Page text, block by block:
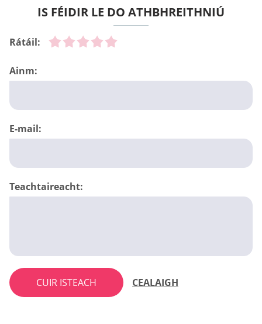
IS FÉIDIR LE DO ATHBHREITHNIÚ
Rátáil:
Ainm:
E-mail:
Teachtaireacht:
CUIR ISTEACH CEALAIGH